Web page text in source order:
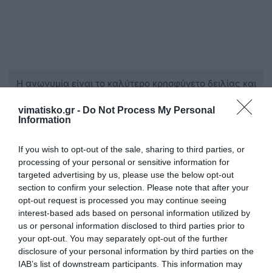
vimatisko.gr - Do Not Process My Personal
Information
If you wish to opt-out of the sale, sharing to third parties, or
processing of your personal or sensitive information for
targeted advertising by us, please use the below opt-out
section to confirm your selection. Please note that after your
opt-out request is processed you may continue seeing
interest-based ads based on personal information utilized by
us or personal information disclosed to third parties prior to
your opt-out. You may separately opt-out of the further
disclosure of your personal information by third parties on the
IAB’s list of downstream participants. This information may
Η ανωνυμία είναι το καλύτερο κρησφύγετο δειλίας και
Πρόσθεσε ένα σχόλιο
ΟΝΟΜΑ